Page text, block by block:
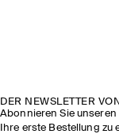
DER NEWSLETTER
Abonnieren Sie unseren
Ihre erste Bestellung